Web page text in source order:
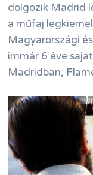
dolgozik Madrid
a műfaj
Magyarországi
immár 6 éve
Madridban,